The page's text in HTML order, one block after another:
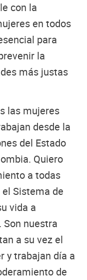
con la
en todos
para
la
más justas
las mujeres
desde la
del Estado
Quiero
a todas
Sistema de
vida a
nuestra
a su vez el
y trabajan día a
de